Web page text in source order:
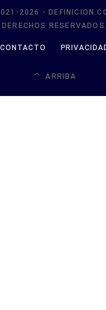
2026 -
DERECHOS RESERVADOS.
CONTACTO
ARRIBA